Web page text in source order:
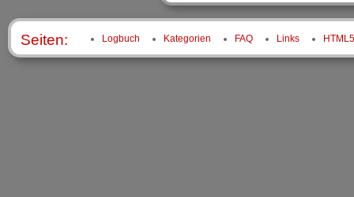
Seiten: Logbuch Kategorien FAQ Links